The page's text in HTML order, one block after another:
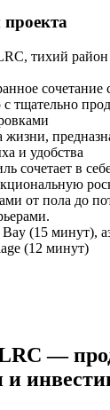
тихий
сочетание
с тщательно
жизни,
и удобства
сочетает в
от пола до
Bay (15 минут),
(12 минут)
—
и